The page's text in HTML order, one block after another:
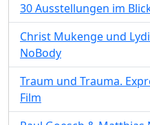
30 Ausstellungen im
Christ Mukenge und
NoBody
Traum und Trauma.
Film